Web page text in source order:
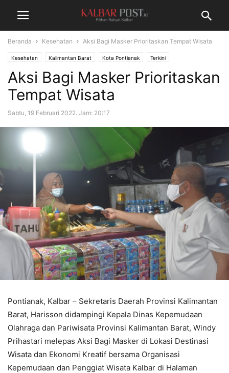
Beranda Kesehatan Aksi Bagi Masker Prioritaskan Tempat Wisata
Kesehatan Kalimantan Barat Kota Pontianak Terkini
Aksi Bagi Masker Prioritaskan
Tempat Wisata
Sabtu, 19 Februari 2022. Jam: 20:17
Pontianak, Kalbar – Sekretaris Daerah Provinsi Kalimantan
Barat, Harisson didampingi Kepala Dinas Kepemudaan
Olahraga dan Pariwisata Provinsi Kalimantan Barat, Windy
Prihastari melepas Aksi Bagi Masker di Lokasi Destinasi
Wisata dan Ekonomi Kreatif bersama Organisasi
Kepemudaan dan Penggiat Wisata Kalbar di Halaman